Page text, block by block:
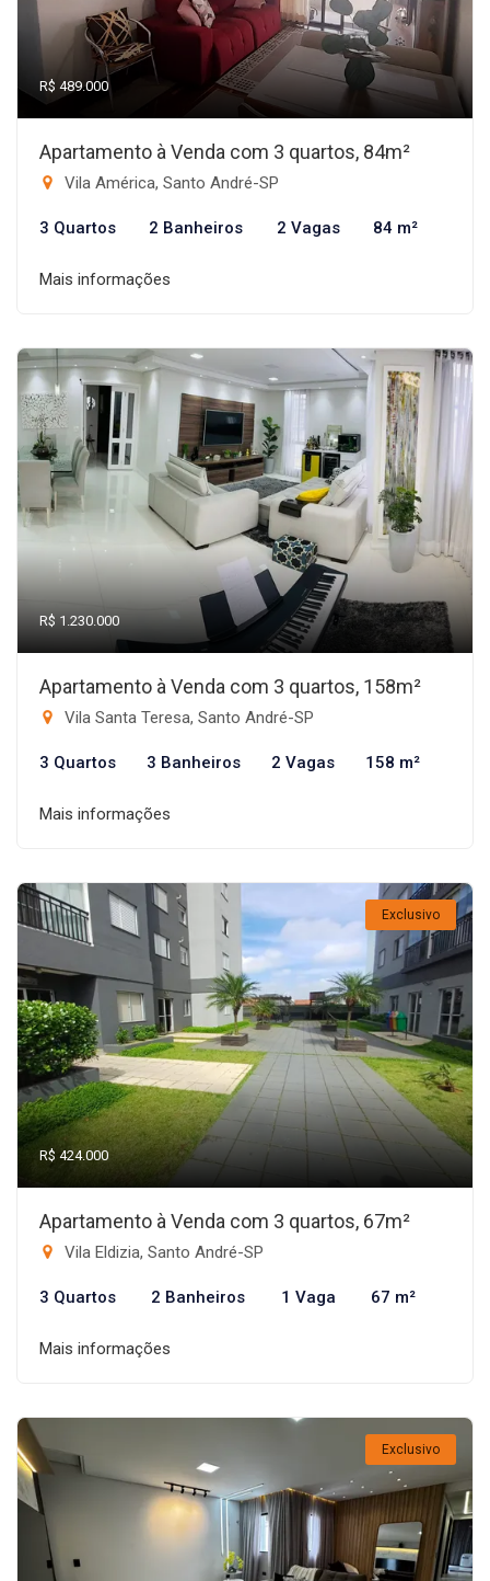
R$ 489.000
Apartamento à Venda com 3 quartos, 84m²
Vila América, Santo André-SP
3 Quartos 2 Banheiros 2 Vagas 84 m²
Mais informações
R$ 1.230.000
Apartamento à Venda com 3 quartos, 158m²
Vila Santa Teresa, Santo André-SP
3 Quartos 3 Banheiros 2 Vagas 158 m²
Mais informações
Exclusivo
R$ 424.000
Apartamento à Venda com 3 quartos, 67m²
Vila Eldizia, Santo André-SP
3 Quartos 2 Banheiros 1 Vaga 67 m²
Mais informações
Exclusivo